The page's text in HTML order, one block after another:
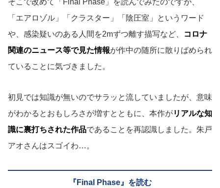
そこで改めて「Final Phase」を読んでみたのですが、
「エアロゾル」「クラスター」「陰圧室」というワード
や、感染疑いのある人間を2mずつ離す描写など、
コロナ
関連のニュース等で見た情報が作中の随所に散りばめられ
ていることに気づきました。
初見では知識が無いのでサラッと流していましたが、意味
がわかるとおもしろさが増すとともに、本作がリアルな知
識に裏打ちされた作品であることを再認識しました。朱戸
アオさんはスゴイわ…。
Final Phase